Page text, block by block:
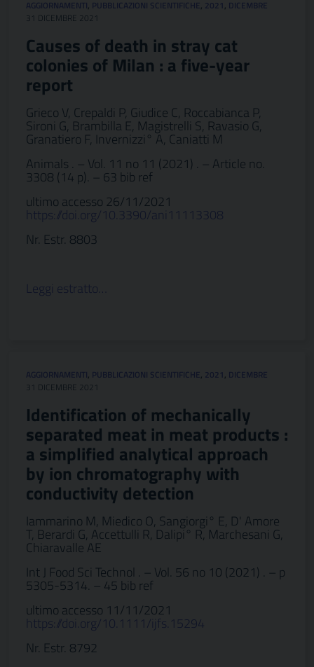
AGGIORNAMENTI, PUBBLICAZIONI SCIENTIFICHE, 2021 , DICEMBRE
31 DICEMBRE 2021
Causes of death in stray cat
colonies of Milan : a five-year
report
Grieco V, Crepaldi P, Giudice C, Roccabianca P,
Sironi G, Brambilla E, Magistrelli S, Ravasio G,
Granatiero F, Invernizzi° A, Caniatti M
Animals . – Vol. 11 no 11 (2021) . – Article no.
3308 (14 p). – 63 bib ref
ultimo accesso 26/11/2021
https://doi.org/10.3390/ani11113308
Nr. Estr. 8803
Leggi estratto…
AGGIORNAMENTI, PUBBLICAZIONI SCIENTIFICHE, 2021 , DICEMBRE
31 DICEMBRE 2021
Identification of mechanically
separated meat in meat products :
a simplified analytical approach
by ion chromatography with
conductivity detection
Iammarino M, Miedico O, Sangiorgi° E, D' Amore
T, Berardi G, Accettulli R, Dalipi° R, Marchesani G,
Chiaravalle AE
Int J Food Sci Technol . – Vol. 56 no 10 (2021) . – p
5305-5314. – 45 bib ref
ultimo accesso 11/11/2021
https://doi.org/10.1111/ijfs.15294
Nr. Estr. 8792